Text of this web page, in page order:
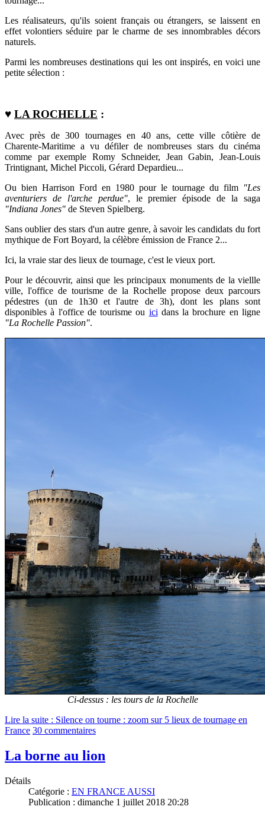
Les réalisateurs, qu'ils soient français ou étrangers, se laissent en
effet volontiers séduire par le charme de ses innombrables décors
naturels.
Parmi les nombreuses destinations qui les ont inspirés, en voici une
petite sélection :
♥ LA ROCHELLE :
Avec près de 300 tournages en 40 ans, cette ville côtière de
Charente-Maritime a vu défiler de nombreuses stars du cinéma
comme par exemple Romy Schneider, Jean Gabin, Jean-Louis
Trintignant, Michel Piccoli, Gérard Depardieu...
Ou bien Harrison Ford en 1980 pour le tournage du film "Les
aventuriers de l'arche perdue", le premier épisode de la saga
"Indiana Jones" de Steven Spielberg.
Sans oublier des stars d'un autre genre, à savoir les candidats du fort
mythique de Fort Boyard, la célèbre émission de France 2...
Ici, la vraie star des lieux de tournage, c'est le vieux port.
Pour le découvrir, ainsi que les principaux monuments de la viellle
ville, l'office de tourisme de la Rochelle propose deux parcours
pédestres (un de 1h30 et l'autre de 3h), dont les plans sont
disponibles à l'office de tourisme ou ici dans la brochure en ligne
"La Rochelle Passion".
Ci-dessus : les tours de la Rochelle
Lire la suite : Silence on tourne : zoom sur 5 lieux de tournage en
France 30 commentaires
La borne au lion
Détails
Catégorie : EN FRANCE AUSSI
Publication : dimanche 1 juillet 2018 20:28